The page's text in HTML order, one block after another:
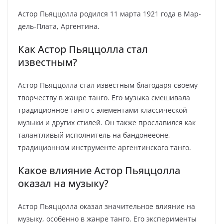
Астор Пьяццолла родился 11 марта 1921 года в Мар-
дель-Плата, Аргентина.
Как Астор Пьяццолла стал
известным?
Астор Пьяццолла стал известным благодаря своему
творчеству в жанре танго. Его музыка смешивала
традиционное танго с элементами классической
музыки и других стилей. Он также прославился как
талантливый исполнитель на бандонееоне,
традиционном инструменте аргентинского танго.
Какое влияние Астор Пьяццолла
оказал на музыку?
Астор Пьяццолла оказал значительное влияние на
музыку, особенно в жанре танго. Его эксперименты